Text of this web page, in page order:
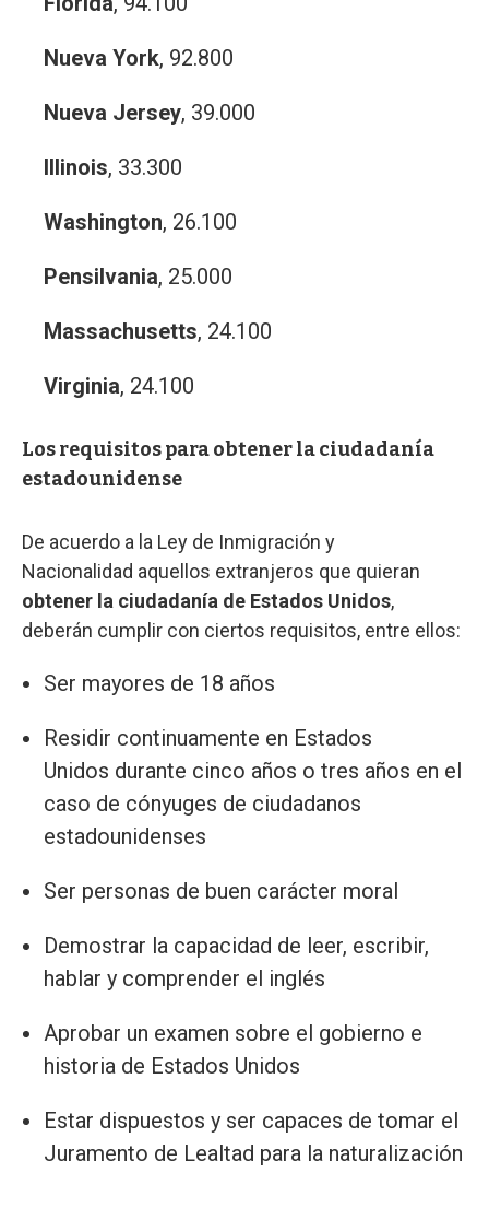
Nueva York, 92.800
Nueva Jersey, 39.000
Illinois, 33.300
Washington, 26.100
Pensilvania, 25.000
Massachusetts, 24.100
Virginia, 24.100
Los requisitos para obtener la ciudadanía
estadounidense
De acuerdo a la Ley de Inmigración y
Nacionalidad aquellos extranjeros que quieran
obtener la ciudadanía de Estados Unidos,
deberán cumplir con ciertos requisitos, entre ellos:
Ser mayores de 18 años
Residir continuamente en Estados
Unidos durante cinco años o tres años en el
caso de cónyuges de ciudadanos
estadounidenses
Ser personas de buen carácter moral
Demostrar la capacidad de leer, escribir,
hablar y comprender el inglés
Aprobar un examen sobre el gobierno e
historia de Estados Unidos
Estar dispuestos y ser capaces de tomar el
Juramento de Lealtad para la naturalización